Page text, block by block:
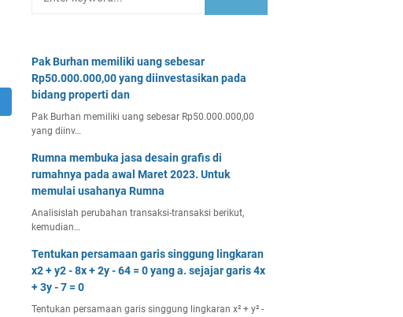
Pak Burhan memiliki uang sebesar
Rp50.000.000,00 yang diinvestasikan pada
bidang properti dan
Pak Burhan memiliki uang sebesar Rp50.000.000,00
yang diinv…
Rumna membuka jasa desain grafis di
rumahnya pada awal Maret 2023. Untuk
memulai usahanya Rumna
Analisislah perubahan transaksi-transaksi berikut,
kemudian…
Tentukan persamaan garis singgung lingkaran
x2 + y2 - 8x + 2y - 64 = 0 yang a. sejajar garis 4x
+ 3y - 7 = 0
Tentukan persamaan garis singgung lingkaran x² + y² -